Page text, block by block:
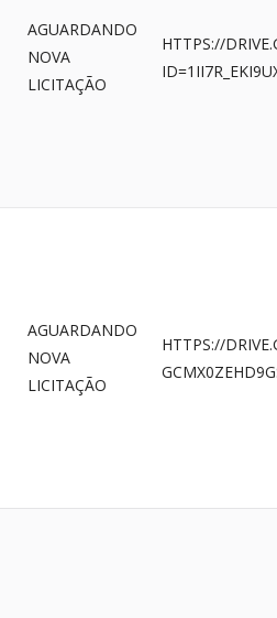
AGUARDANDO
NOVA
LICITAÇÃO
HTTPS://
AGUARDANDO
NOVA
LICITAÇÃO
HTTPS://